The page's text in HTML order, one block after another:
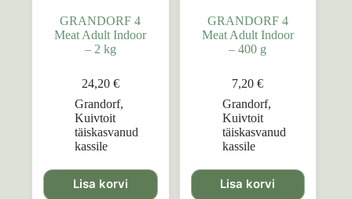
GRANDORF 4
Meat Adult Indoor
– 2 kg
24,20 €
Grandorf,
Kuivtoit
täiskasvanud
kassile
Lisa korvi
GRANDORF 4
Meat Adult Indoor
– 400 g
7,20€
Grandorf,
Kuivtoit
täiskasvanud
kassile
Lisa korvi